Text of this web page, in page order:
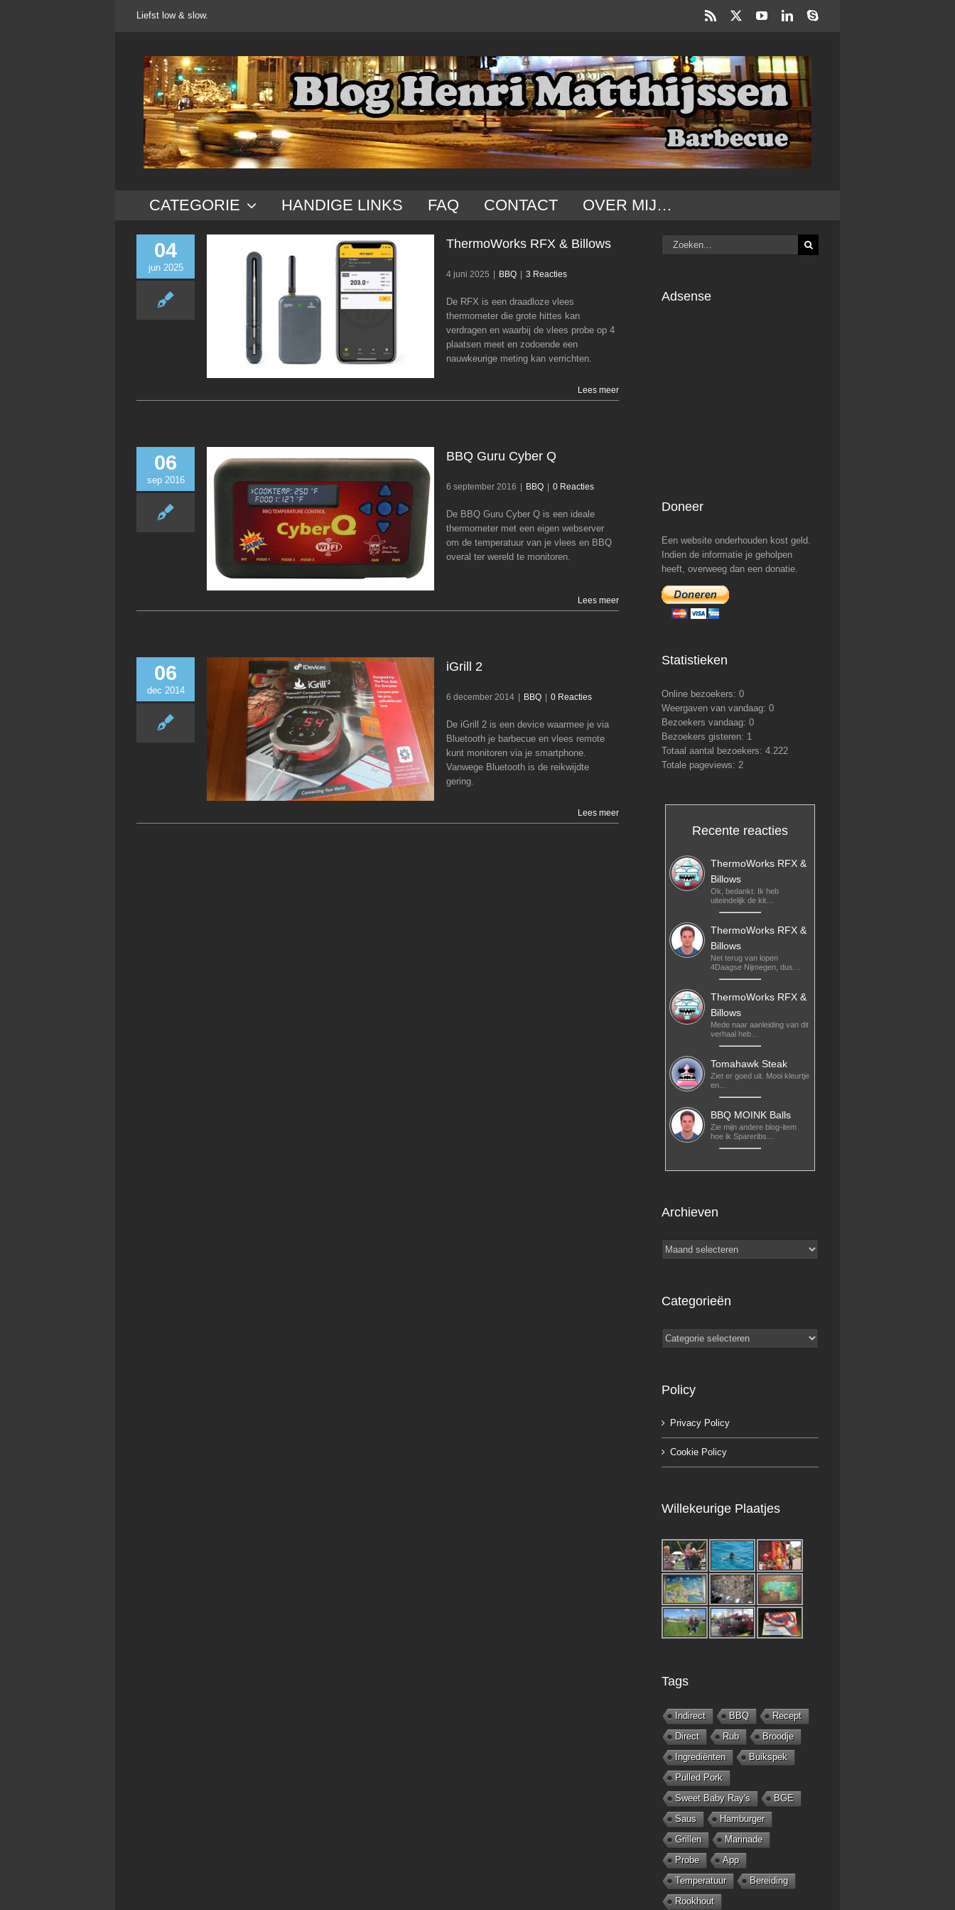
Liefst low & slow. Rss YouTubeLinkedInSkype
CATEGORIE HANDIGE LINKS FAQ CONTACT OVER MIJ…
04
jun 2025
ThermoWorks RFX & Billows
BBQ
ThermoWorks RFX & Billows
4 juni 2025 | BBQ | 3 Reacties
De RFX is een draadloze vlees
thermometer die grote hittes kan
verdragen en waarbij de vlees probe op 4
plaatsen meet en zodoende een
nauwkeurige meting kan verrichten.
Lees meer
06
sep 2016
BBQ Guru Cyber Q
BBQ
BBQ Guru Cyber Q
6 september 2016 | BBQ | 0 Reacties
De BBQ Guru Cyber Q is een ideale
thermometer met een eigen webserver
om de temperatuur van je vlees en BBQ
overal ter wereld te monitoren.
Lees meer
06
dec 2014
iGrill 2
BBQ
iGrill 2
6 december 2014 | BBQ | 0 Reacties
De iGrill 2 is een device waarmee je via
Bluetooth je barbecue en vlees remote
kunt monitoren via je smartphone.
Vanwege Bluetooth is de reikwijdte
gering.
Lees meer
Zoeken
naar:
Adsense
Doneer
Een website onderhouden kost geld.
Indien de informatie je geholpen
heeft, overweeg dan een donatie.
Statistieken
Online bezoekers:0
Weergaven van vandaag:0
Bezoekers vandaag:0
Bezoekers gisteren: 1
Totaal aantal bezoekers:4.222
Totale pageviews: 2
Recente reacties
ThermoWorks RFX &
Billows
Ok, bedankt. Ik heb
uiteindelijk de kit…
ThermoWorks RFX &
Billows
Net terug van lopen
4Daagse Nijmegen, dus…
ThermoWorks RFX &
Billows
Mede naar aanleiding van dit
verhaal heb…
Tomahawk Steak
Ziet er goed uit. Mooi kleurtje
en…
BBQ MOINK Balls
Zie mijn andere blog-item
hoe ik Spareribs…
Archieven
Archieven
Categorieën
Categorieën
Policy
Privacy Policy
Cookie Policy
Willekeurige Plaatjes
Tags
Indirect BBQ
Recept
Direct
Rub
Broodje
Ingrediënten
Buikspek
Pulled Pork
Sweet Baby Ray's
BGE
Saus
Hamburger
Grillen
Marinade
Probe
App
Temperatuur
Bereiding
Rookhout